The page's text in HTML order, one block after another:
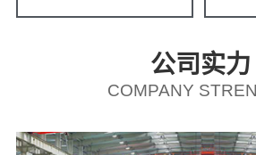
公司实力
COMPANY